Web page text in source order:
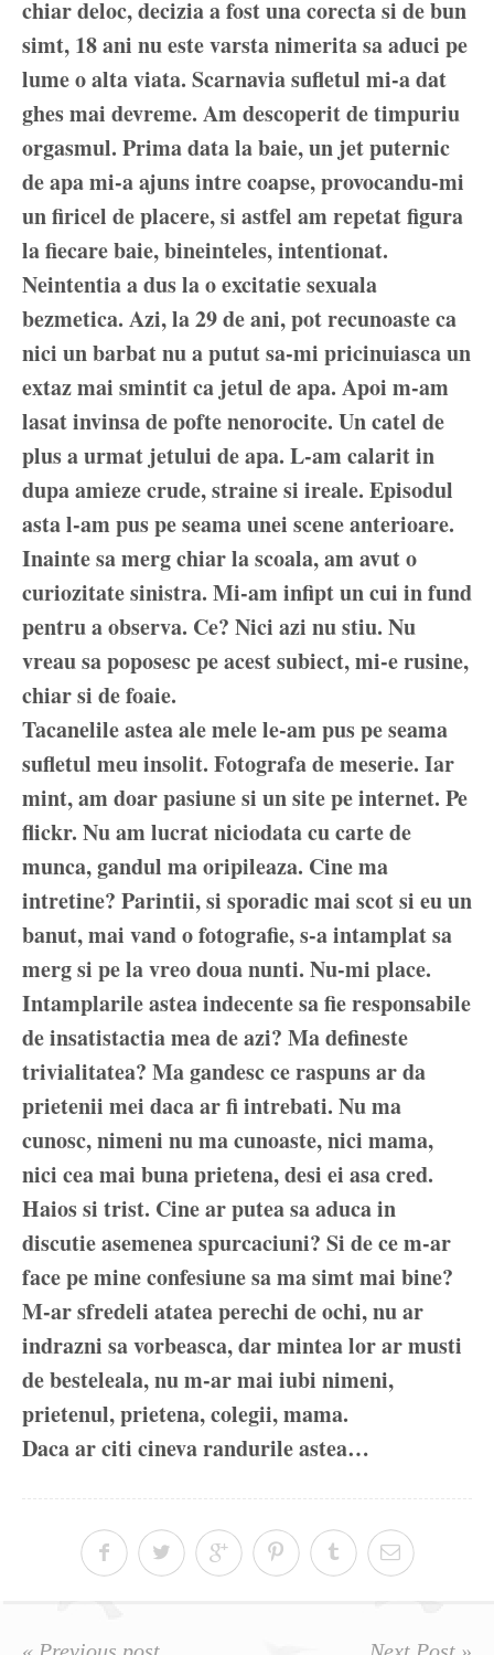
chiar deloc, decizia a fost una corecta si de bun
simt, 18 ani nu este varsta nimerita sa aduci pe
lume o alta viata. Scarnavia sufletul mi-a dat
ghes mai devreme. Am descoperit de timpuriu
orgasmul. Prima data la baie, un jet puternic
de apa mi-a ajuns intre coapse, provocandu-mi
un firicel de placere, si astfel am repetat figura
la fiecare baie, bineinteles, intentionat.
Neintentia a dus la o excitatie sexuala
bezmetica. Azi, la 29 de ani, pot recunoaste ca
nici un barbat nu a putut sa-mi pricinuiasca un
extaz mai smintit ca jetul de apa. Apoi m-am
lasat invinsa de pofte nenorocite. Un catel de
plus a urmat jetului de apa. L-am calarit in
dupa amieze crude, straine si ireale. Episodul
asta l-am pus pe seama unei scene anterioare.
Inainte sa merg chiar la scoala, am avut o
curiozitate sinistra. Mi-am infipt un cui in fund
pentru a observa. Ce? Nici azi nu stiu. Nu
vreau sa poposesc pe acest subiect, mi-e rusine,
chiar si de foaie.
Tacanelile astea ale mele le-am pus pe seama
sufletul meu insolit. Fotografa de meserie. Iar
mint, am doar pasiune si un site pe internet. Pe
flickr. Nu am lucrat niciodata cu carte de
munca, gandul ma oripileaza. Cine ma
intretine? Parintii, si sporadic mai scot si eu un
banut, mai vand o fotografie, s-a intamplat sa
merg si pe la vreo doua nunti. Nu-mi place.
Intamplarile astea indecente sa fie responsabile
de insatistactia mea de azi? Ma defineste
trivialitatea? Ma gandesc ce raspuns ar da
prietenii mei daca ar fi intrebati. Nu ma
cunosc, nimeni nu ma cunoaste, nici mama,
nici cea mai buna prietena, desi ei asa cred.
Haios si trist. Cine ar putea sa aduca in
discutie asemenea spurcaciuni? Si de ce m-ar
face pe mine confesiune sa ma simt mai bine?
M-ar sfredeli atatea perechi de ochi, nu ar
indrazni sa vorbeasca, dar mintea lor ar musti
de besteleala, nu m-ar mai iubi nimeni,
prietenul, prietena, colegii, mama.
Daca ar citi cineva randurile astea…